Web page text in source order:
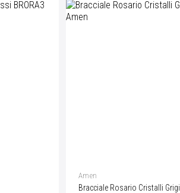
Amen
Bracciale Rosario Cristalli Grigi